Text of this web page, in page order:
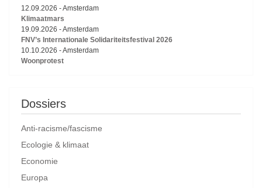
12.09.2026 -Amsterdam
Klimaatmars
19.09.2026 -Amsterdam
FNV’s Internationale Solidariteitsfestival 2026
10.10.2026 -Amsterdam
Woonprotest
Dossiers
Anti-racisme/fascisme
Ecologie & klimaat
Economie
Europa